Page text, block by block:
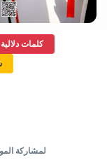
كلمات